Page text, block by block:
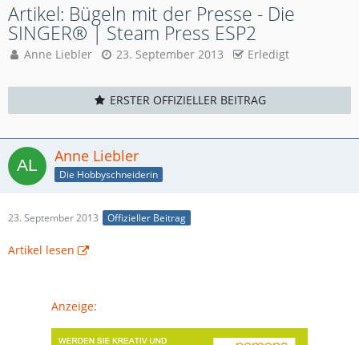
Artikel: Bügeln mit der Presse - Die
SINGER® | Steam Press ESP2
Anne Liebler 23. September 2013 Erledigt
ERSTER OFFIZIELLER BEITRAG
Anne Liebler
Die Hobbyschneiderin
23. September 2013 Offizieller Beitrag
Artikel lesen
Anzeige: